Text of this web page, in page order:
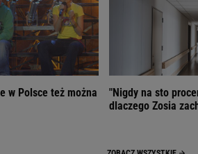
w Polsce też można
"Nigdy na sto
dlaczego Zosia